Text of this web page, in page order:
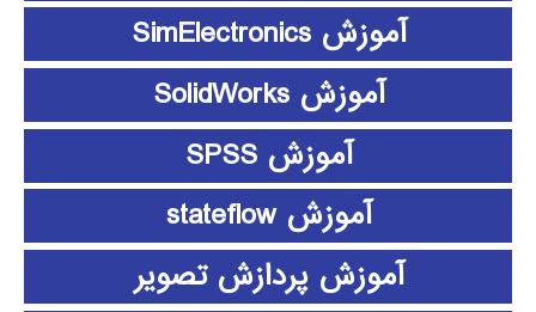
آموزش SimElectronics
آموزش SolidWorks
آموزش SPSS
آموزش stateflow
آموزش پردازش تصویر